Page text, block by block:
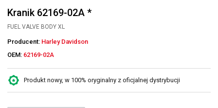
Kranik 62169-02A *
FUEL VALVE BODY XL
Producent: Harley Davidson
OEM: 62169-02A
Produkt nowy, w 100% oryginalny z oficjalnej dystrybucji